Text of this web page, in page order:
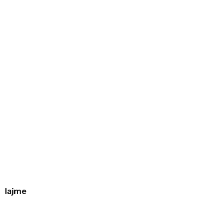
lajme